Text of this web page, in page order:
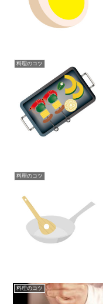
料理のコツ
料理のコツ
料理のコツ